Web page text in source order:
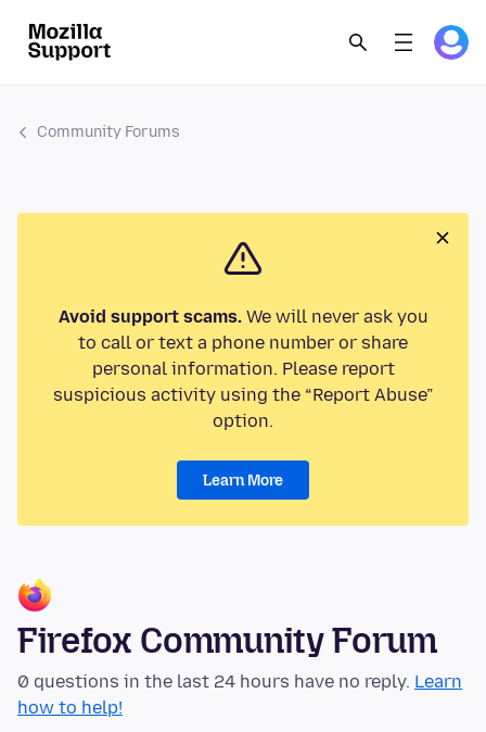
Community Forums
Avoid support scams.We will never ask you
to call or text a phone number or share
personal information. Please report
suspicious activity using the “Report Abuse”
option.
Learn More
Firefox Community Forum
0 questions in the last 24 hours have no reply. Learn
how to help!